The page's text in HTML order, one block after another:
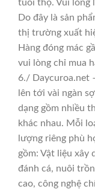
tuổi thọ. Vui lòng
Do đây là sản
thị trường xuất
Hàng đóng mác
vui lòng chỉ mua
6./ Daycuroa.net
lên tới vài ngàn
dạng gồm nhiều
khác nhau. Mỗi
lượng riêng phù
gồm: Vật liệu xây
đánh cá, nuôi
cao, công nghệ